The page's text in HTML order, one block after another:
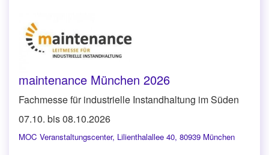
maintenance München 2026
Fachmesse für industrielle Instandhaltung im Süden
07.10. bis 08.10.2026
MOC Veranstaltungscenter, Lilienthalallee 40, 80939 München